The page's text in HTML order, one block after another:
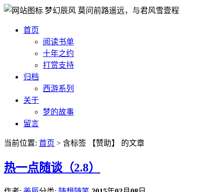
梦幻辰风 莫问前路遥远，与君风雪壹程
首页
阅读书单
十年之约
打赏支持
归档
西游系列
关于
梦的故事
留言
当前位置: 首页 > 含标签 【赞助】 的文章
热一点随谈（2.8）